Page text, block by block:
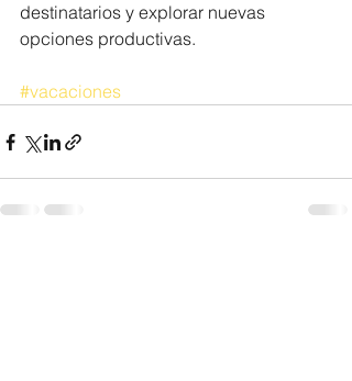
destinatarios y explorar nuevas
opciones productivas.
#vacaciones